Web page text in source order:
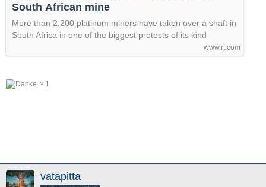
South African mine
More than 2,200 platinum miners have taken over a shaft in
South Africa in one of the biggest protests of its kind
www.rt.com
1
vatapitta